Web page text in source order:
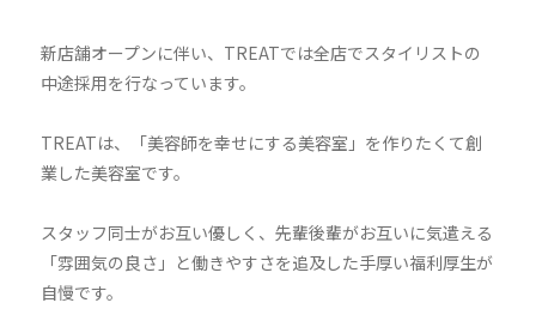
新店舗オープンに伴い、TREATでは全店でスタイリストの
中途採用を行なっています。
TREATは、「美容師を幸せにする美容室」を作りたくて創
業した美容室です。
スタッフ同士がお互い優しく、先輩後輩がお互いに気遣える
「雰囲気の良さ」と働きやすさを追及した手厚い福利厚生が
自慢です。